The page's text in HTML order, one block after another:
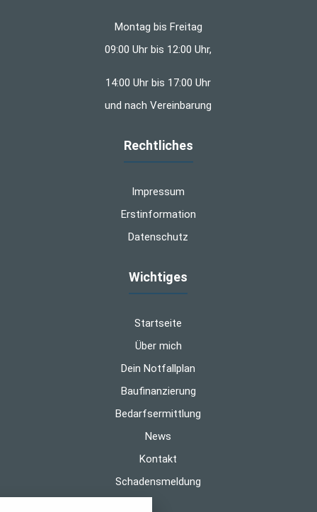
Montag bis Freitag
09:00 Uhr bis 12:00 Uhr,
14:00 Uhr bis 17:00 Uhr
und nach Vereinbarung
Rechtliches
Impressum
Erstinformation
Datenschutz
Wichtiges
Startseite
Über mich
Dein Notfallplan
Baufinanzierung
Bedarfsermittlung
News
Kontakt
Schadensmeldung